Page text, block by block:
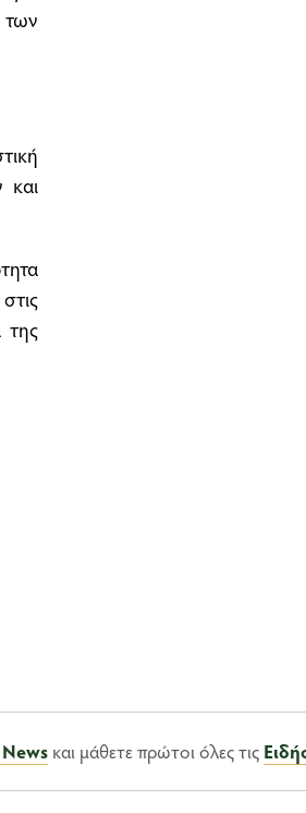
και
της
και μάθετε πρώτοι όλες τις